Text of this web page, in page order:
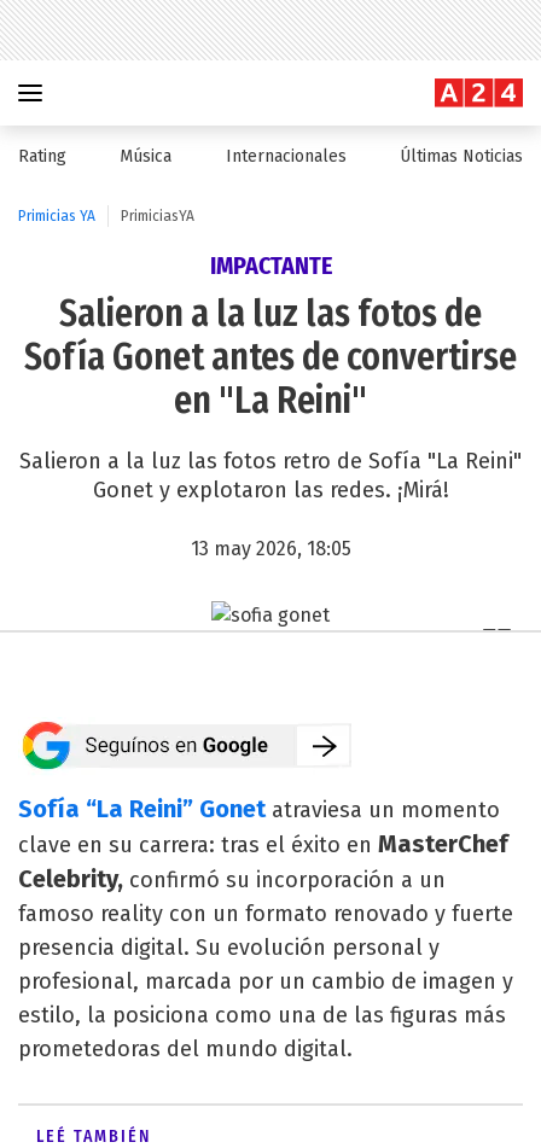
Rating Música Internacionales Últimas Noticias
Primicias YA PrimiciasYA
IMPACTANTE
Salieron a la luz las fotos de
Sofía Gonet antes de convertirse
en "La Reini"
Salieron a la luz las fotos retro de Sofía "La Reini"
Gonet y explotaron las redes. ¡Mirá!
13 may 2026, 18:05
Sofía “La Reini” Gonetatraviesa un momento
clave en su carrera: tras el éxito en MasterChef
Celebrity, confirmó su incorporación a un
famoso reality con un formato renovado y fuerte
presencia digital. Su evolución personal y
profesional, marcada por un cambio de imagen y
estilo, la posiciona como una de las figuras más
prometedoras del mundo digital.
LEÉ TAMBIÉN